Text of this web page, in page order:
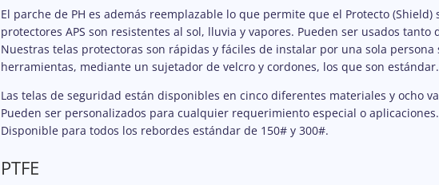
El parche de PH es además reemplazable lo que permite que el Protecto (Shield)
protectores APS son resistentes al sol, lluvia y vapores. Pueden ser usados tanto
Nuestras telas protectoras son rápidas y fáciles de instalar por una sola persona
herramientas, mediante un sujetador de velcro y cordones, los que son estándar.
Las telas de seguridad están disponibles en cinco diferentes materiales y ocho
Pueden ser personalizados para cualquier requerimiento especial o aplicaciones.
Disponible para todos los rebordes estándar de 150# y 300#.
PTFE